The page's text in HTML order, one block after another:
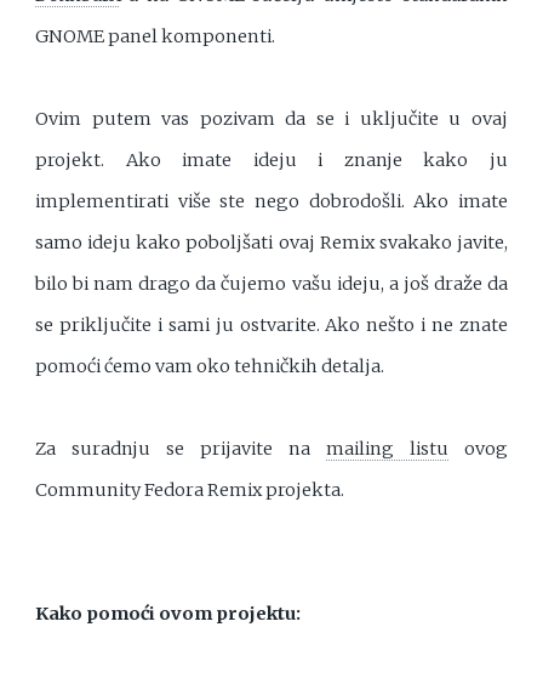
GNOME panel komponenti.
Ovim putem vas pozivam da se i uključite u ovaj
projekt. Ako imate ideju i znanje kako ju
implementirati više ste nego dobrodošli. Ako imate
samo ideju kako poboljšati ovaj Remix svakako javite,
bilo bi nam drago da čujemo vašu ideju, a još draže da
se priključite i sami ju ostvarite. Ako nešto i ne znate
pomoći ćemo vam oko tehničkih detalja.
Za suradnju se prijavite na mailing listu ovog
Community Fedora Remix projekta.
Kako pomoći ovom projektu: